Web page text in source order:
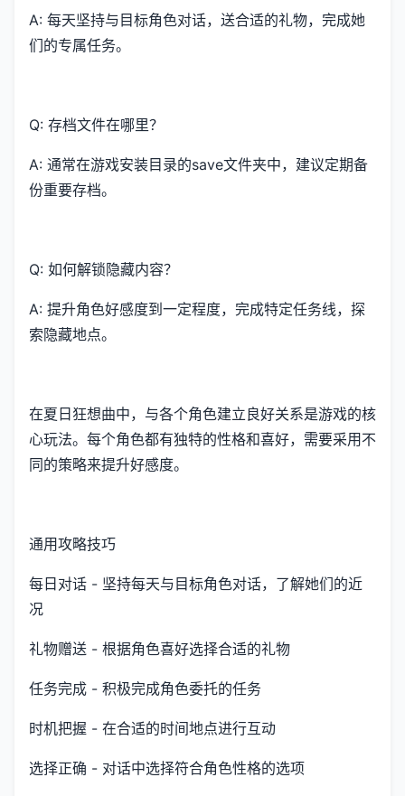
A: 每天坚持与目标角色对话，送合适的礼物，完成她
们的专属任务。
Q: 存档文件在哪里？
A: 通常在游戏安装目录的save文件夹中，建议定期备
份重要存档。
Q: 如何解锁隐藏内容？
A: 提升角色好感度到一定程度，完成特定任务线，探
索隐藏地点。
在夏日狂想曲中，与各个角色建立良好关系是游戏的核
心玩法。每个角色都有独特的性格和喜好，需要采用不
同的策略来提升好感度。
通用攻略技巧
每日对话 - 坚持每天与目标角色对话，了解她们的近
况
礼物赠送 - 根据角色喜好选择合适的礼物
任务完成 - 积极完成角色委托的任务
时机把握 - 在合适的时间地点进行互动
选择正确 - 对话中选择符合角色性格的选项